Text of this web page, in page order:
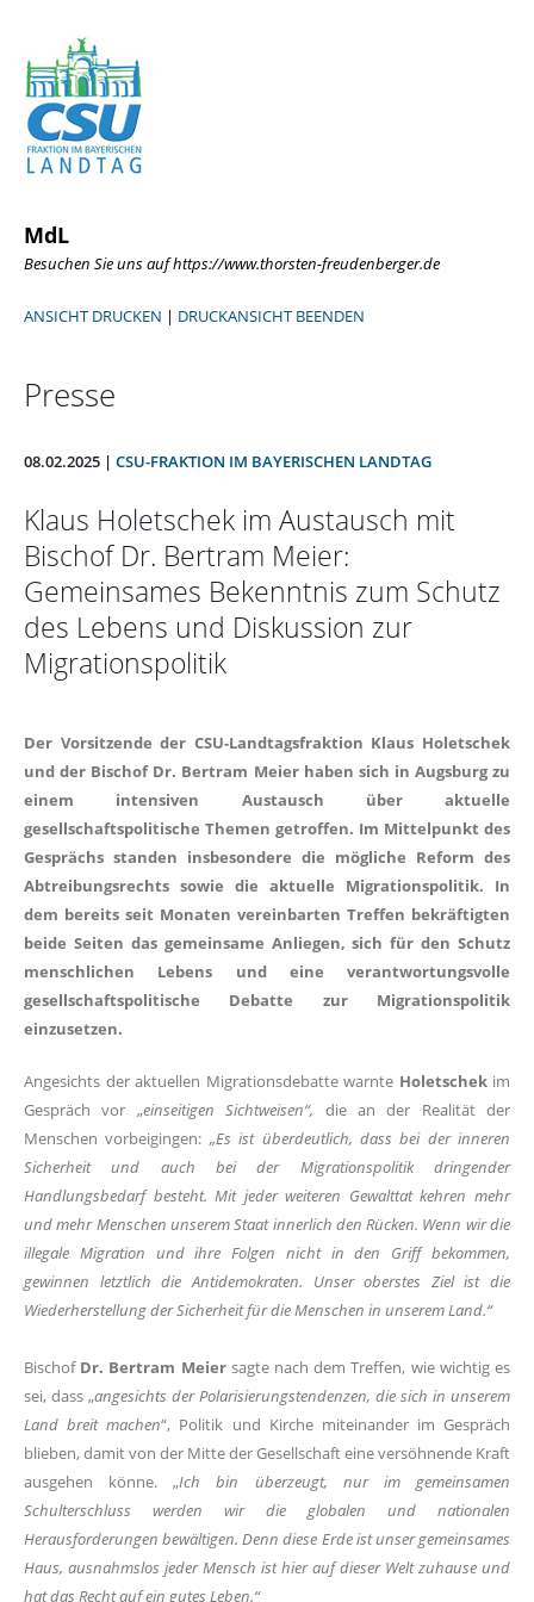
MdL
Besuchen Sie uns auf https://www.thorsten-freudenberger.de
ANSICHT DRUCKEN | DRUCKANSICHT BEENDEN
Presse
08.02.2025 | CSU-FRAKTION IM BAYERISCHEN LANDTAG
Klaus Holetschek im Austausch mit
Bischof Dr. Bertram Meier:
Gemeinsames Bekenntnis zum Schutz
des Lebens und Diskussion zur
Migrationspolitik
Der Vorsitzende der CSU-Landtagsfraktion Klaus Holetschek
und der Bischof Dr. Bertram Meier haben sich in Augsburg zu
einem intensiven Austausch über aktuelle
gesellschaftspolitische Themen getroffen. Im Mittelpunkt des
Gesprächs standen insbesondere die mögliche Reform des
Abtreibungsrechts sowie die aktuelle Migrationspolitik. In
dem bereits seit Monaten vereinbarten Treffen bekräftigten
beide Seiten das gemeinsame Anliegen, sich für den Schutz
menschlichen Lebens und eine verantwortungsvolle
gesellschaftspolitische Debatte zur Migrationspolitik
einzusetzen.
Angesichts der aktuellen Migrationsdebatte warnte Holetschek im
Gespräch voreinseitigen Sichtweisen“, die an der Realität der
Menschen vorbeigingen: Es ist überdeutlich, dass bei der inneren
Sicherheit und auch bei der Migrationspolitik dringender
Handlungsbedarf besteht. Mit jeder weiteren Gewalttat kehren mehr
und mehr Menschen unserem Staat innerlich den Rücken. Wenn wir die
illegale Migration und ihre Folgen nicht in den Griff bekommen,
gewinnen letztlich die Antidemokraten. Unser oberstes Ziel ist die
Wiederherstellung der Sicherheit für die Menschen in unserem Land.“
Bischof Dr. Bertram Meier sagte nach dem Treffen, wie wichtig es
sei, dassangesichts der Polarisierungstendenzen, die sich in unserem
Land breit machen“, Politik und Kirche miteinander im Gespräch
blieben, damit von der Mitte der Gesellschaft eine versöhnende Kraft
ausgehen könne.Ich bin überzeugt, nur im gemeinsamen
Schulterschluss werden wir die globalen und nationalen
Herausforderungen bewältigen. Denn diese Erde ist unser gemeinsames
Haus, ausnahmslos jeder Mensch ist hier auf dieser Welt zuhause und
hat das Recht auf ein gutes Leben.“